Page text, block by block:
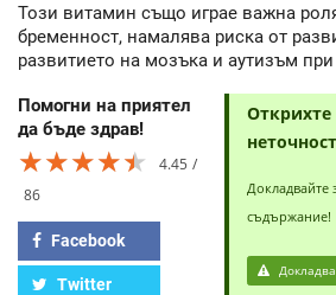
Този витамин също играе важна
бременност, намалява риска от
развитието на мозъка и аутизъм
Помогни на приятел
да бъде здрав!
★★★★★
★★★★★
★★★★★
4.45
86
Facebook
Twitter
Докладвайте
съдържание!